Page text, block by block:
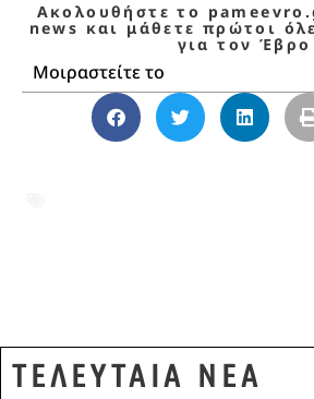
Ακολουθήστε το
news και μάθετε πρώτοι
για τον Έβρο
Μοιραστείτε το
ΤΕΛΕΥΤΑΙΑ ΝΕΑ